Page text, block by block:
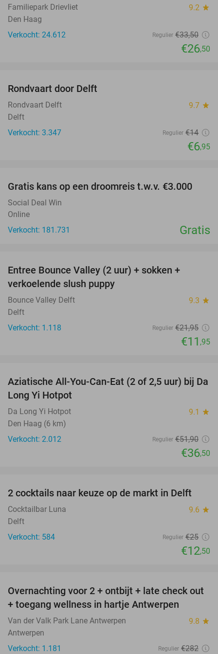
Familiepark Drievliet 9.2 star
Den Haag
Verkocht: 24.612
Regulier €33,50
€26,50
Rondvaart door Delft
Rondvaart Delft 9.7 star
Delft
Verkocht: 3.347
Regulier €14
€6,95
Gratis kans op een droomreis t.w.v. €3.000
Social Deal Win
Online
Verkocht: 181.731
Gratis
Entree Bounce Valley (2 uur) + sokken +
verkoelende slush puppy
Bounce Valley Delft 9.3 star
Delft
Verkocht: 1.118
Regulier €21,95
€11 ,95
30%
Aziatische All-You-Can-Eat (2 of 2,5 uur) bij Da
Long Yi Hotpot
Da Long Yi Hotpot 9.1 star
Den Haag (6 km)
Verkocht: 2.012
Regulier €51,90
€36,50
50%
2 cocktails naar keuze op de markt in Delft
Cocktailbar Luna 9.6 star
Delft
Verkocht: 584
Regulier €25
€12,50
59%
Overnachting voor 2 + ontbijt + late check out
+ toegang wellness in hartje Antwerpen
Van der Valk Park Lane Antwerpen 9.8 star
Antwerpen
Verkocht: 1.181
Regulier €282